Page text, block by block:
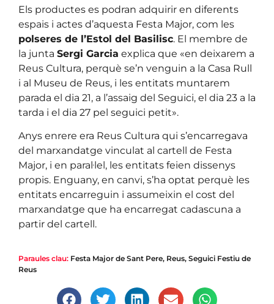
Els productes es podran adquirir en diferents
espais i actes d’aquesta Festa Major, com les
polseres de l’Estol del Basilisc. El membre de
la junta Sergi Garcia explica que «en deixarem a
Reus Cultura, perquè se’n venguin a la Casa Rull
i al Museu de Reus, i les entitats muntarem
parada el dia 21, a l’assaig del Seguici, el dia 23 a la
tarda i el dia 27 pel seguici petit».
Anys enrere era Reus Cultura qui s’encarregava
del marxandatge vinculat al cartell de Festa
Major, i en paral·lel, les entitats feien dissenys
propis. Enguany, en canvi, s’ha optat perquè les
entitats encarreguin i assumeixin el cost del
marxandatge que ha encarregat cadascuna a
partir del cartell.
Paraules clau: Festa Major de Sant Pere, Reus, Seguici Festiu de
Reus